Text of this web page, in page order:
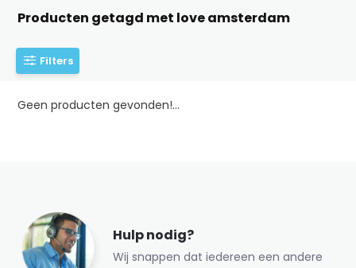
Producten getagd met love amsterdam
Filters
Geen producten gevonden!...
Hulp nodig?
Wij snappen dat iedereen een andere